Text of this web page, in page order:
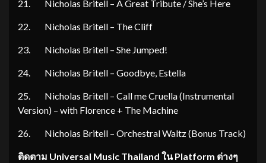
21. Nicholas Britell – A Great Tribute / She’s Here
22. Nicholas Britell – The Cliff
23. Nicholas Britell – She Jumped!
24. Nicholas Britell – Goodbye, Estella
25. Nicholas Britell – Call me Cruella (Instrumental
Version) – with Florence + The Machine
26. Nicholas Britell – Orchestral Waltz (Bonus Track)
ติดตาม Universal Music Thailand ใน Platform ต่างๆ